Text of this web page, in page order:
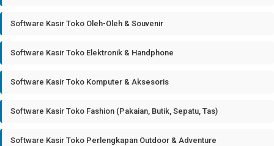
Software Kasir Toko Oleh-Oleh & Souvenir
Software Kasir Toko Elektronik & Handphone
Software Kasir Toko Komputer & Aksesoris
Software Kasir Toko Fashion (Pakaian, Butik, Sepatu, Tas)
Software Kasir Toko Perlengkapan Outdoor & Adventure